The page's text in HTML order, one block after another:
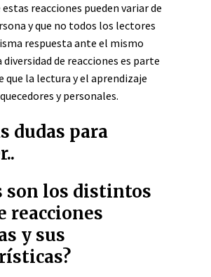
estas reacciones pueden variar de
y que no todos los lectores
respuesta ante el mismo
de reacciones es parte
que la lectura y el aprendizaje
y personales.
dudas para
son los distintos
reacciones
y sus